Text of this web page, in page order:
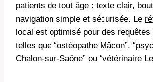
patients de tout âge : texte clair,
navigation simple et sécurisée. Le
local est optimisé pour des requêtes
telles que “ostéopathe Mâcon”,
Chalon-sur-Saône” ou “vétérinaire